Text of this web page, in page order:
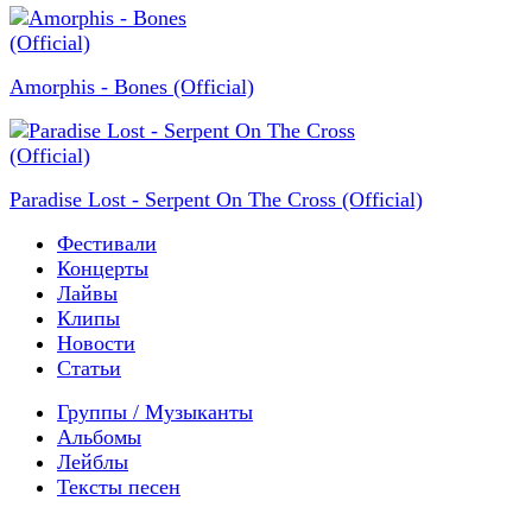
Amorphis - Bones (Official)
Paradise Lost - Serpent On The Cross (Official)
Фестивали
Концерты
Лайвы
Клипы
Новости
Статьи
Группы / Музыканты
Альбомы
Лейблы
Тексты песен